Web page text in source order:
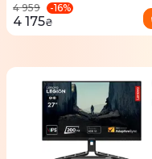
4 959
-16%
4 175₴